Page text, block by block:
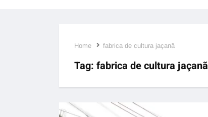
Home fabrica de cultura jaçanã
Tag: fabrica de cultura jaçanã